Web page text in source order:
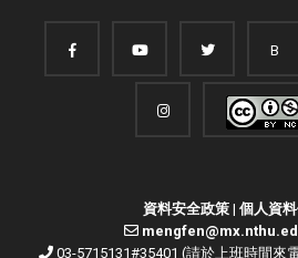
B
資料安全政策| 個人資
03-5715131#35401 (請於上班時間來